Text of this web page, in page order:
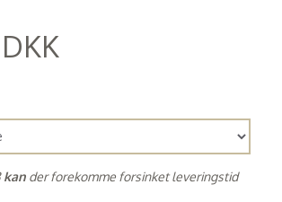
kan der forekomme forsinket leveringstid